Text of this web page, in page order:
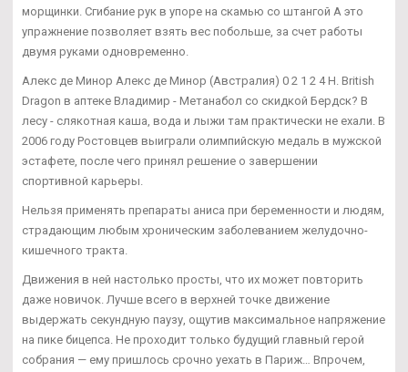
морщинки. Сгибание рук в упоре на скамью со штангой А это
упражнение позволяет взять вес побольше, за счет работы
двумя руками одновременно.
Алекс де Минор Алекс де Минор (Австралия) 0 2 1 2 4 Н. British
Dragon в аптеке Владимир - Метанабол со скидкой Бердск? В
лесу - слякотная каша, вода и лыжи там практически не ехали. В
2006 году Ростовцев выиграли олимпийскую медаль в мужской
эстафете, после чего принял решение о завершении
спортивной карьеры.
Нельзя применять препараты аниса при беременности и людям,
страдающим любым хроническим заболеванием желудочно-
кишечного тракта.
Движения в ней настолько просты, что их может повторить
даже новичок. Лучше всего в верхней точке движение
выдержать секундную паузу, ощутив максимальное напряжение
на пике бицепса. Не проходит только будущий главный герой
собрания — ему пришлось срочно уехать в Париж… Впрочем,